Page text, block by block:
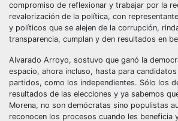
compromiso de reflexionar y trabajar por la
revalorización de la política, con
y políticos que se alejen de la corrupción,
transparencia, cumplan y den resultados en
Alvarado Arroyo, sostuvo que ganó la
espacio, ahora incluso, hasta para
partidos, como los independientes. Sólo los
resultados de las elecciones y ya sabemos
Morena, no son demócratas sino populistas
reconocen los procesos cuando les beneficia